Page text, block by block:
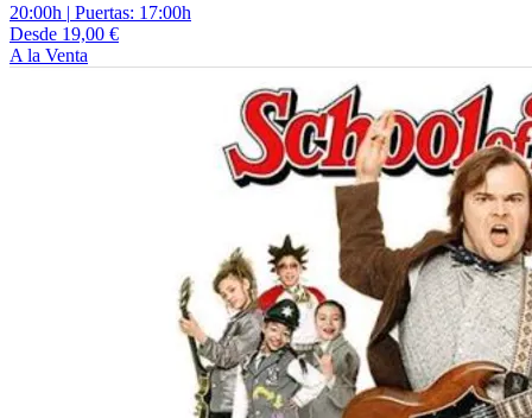
20:00h | Puertas: 17:00h
Desde 19,00 €
A la Venta